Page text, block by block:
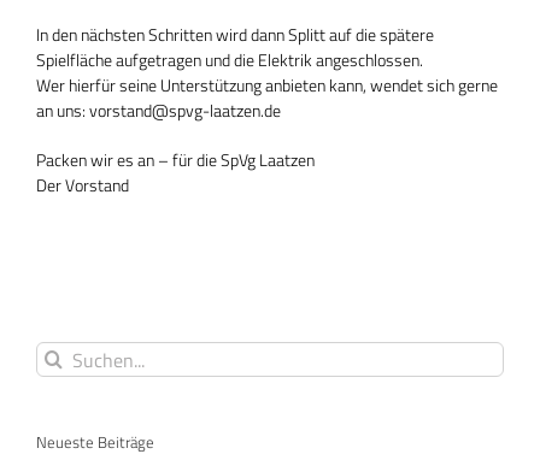
In den nächsten Schritten wird dann Splitt auf die spätere
Spielfläche aufgetragen und die Elektrik angeschlossen.
Wer hierfür seine Unterstützung anbieten kann, wendet sich gerne
an uns: vorstand@spvg-laatzen.de
Packen wir es an – für die SpVg Laatzen
Der Vorstand
Suche
nach:
Neueste Beiträge